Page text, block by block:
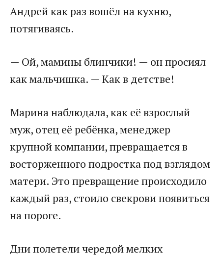
Андрей как раз вошёл на кухню,
потягиваясь.
— Ой, мамины блинчики! — он просиял
как мальчишка. — Как в детстве!
Марина наблюдала, как её взрослый
муж, отец её ребёнка, менеджер
крупной компании, превращается в
восторженного подростка под взглядом
матери. Это превращение происходило
каждый раз, стоило свекрови появиться
на пороге.
Дни полетели чередой мелких